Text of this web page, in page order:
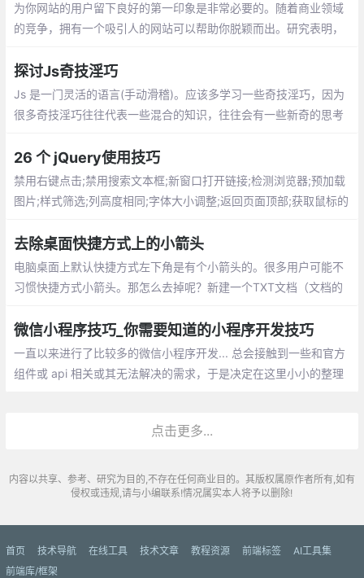
为你网站的用户留下良好的第一印象是非常必要的。随着商业领域
的竞争，拥有一个吸引人的网站可以帮助你脱颖而出。研究表明，
探讨Js奇技淫巧
Js 是一门灵活的语言(手动滑稽)。应该多学习一些奇技淫巧，因为
很多奇技淫巧往往代表一些混合的知识，往往会有一些新奇的思考
26 个 jQuery使用技巧
禁用右键点击;禁用搜索文本框;新窗口打开链接;检测浏览器;预加载
图片;样式筛选;列高度相同;字体大小调整;返回页面顶部;获取鼠标的
去除桌面快捷方式上的小箭头
电脑桌面上默认快捷方式左下角是有个小箭
头的。很多用户可能不习惯快捷方式小箭
档的名称自己顺便命名即可），然后把下面
的这些英文全部复制到TXT文档内保存。把
TXT文档的扩展名改成 .bat
微信小程序技巧_你需要知道的小程序开发技巧
一直以来进行了比较多的微信小程序开发... 总会接触到一些和官方
组件或 api 相关或其无法解决的需求，于是决定在这里小小的整理
点击更多...
内容以共享、参考、研究为目的,不存在任何商业目的。其版权属原作者所有,如有
侵权或违规,请与小编联系!情况属实本人将予以删除!
首页 技术导航 在线工具 技术文章 教程资源 前端标签
AI工具集
前端库/框架